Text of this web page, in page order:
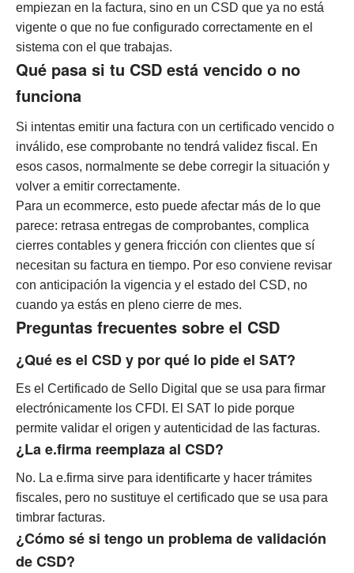
empiezan en la factura, sino en un CSD que ya no está
vigente o que no fue configurado correctamente en el
sistema con el que trabajas.
Qué pasa si tu CSD está vencido o no
funciona
Si intentas emitir una factura con un certificado vencido o
inválido, ese comprobante no tendrá validez fiscal. En
esos casos, normalmente se debe corregir la situación y
volver a emitir correctamente.
Para un ecommerce, esto puede afectar más de lo que
parece: retrasa entregas de comprobantes, complica
cierres contables y genera fricción con clientes que sí
necesitan su factura en tiempo. Por eso conviene revisar
con anticipación la vigencia y el estado del CSD, no
cuando ya estás en pleno cierre de mes.
Preguntas frecuentes sobre el CSD
¿Qué es el CSD y por qué lo pide el SAT?
Es el Certificado de Sello Digital que se usa para firmar
electrónicamente los CFDI. El SAT lo pide porque
permite validar el origen y autenticidad de las facturas.
¿La e.firma reemplaza al CSD?
No. La e.firma sirve para identificarte y hacer trámites
fiscales, pero no sustituye el certificado que se usa para
timbrar facturas.
¿Cómo sé si tengo un problema de validación
de CSD?